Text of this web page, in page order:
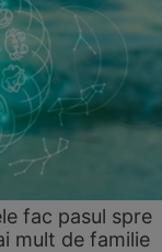
fac pasul spre
mult de familie